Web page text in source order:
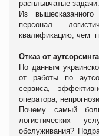
расплывчатые задачи.
Из
персонал
квалификацию, чем
Отказ от
По данным
от работы по
сервиса,
оператора,
Почему самый
логистических
обслуживания?